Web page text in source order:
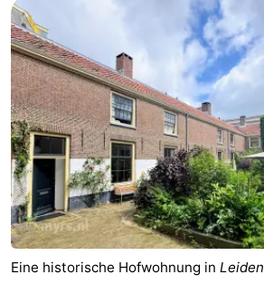
Eine historische Hofwohnung in Leiden